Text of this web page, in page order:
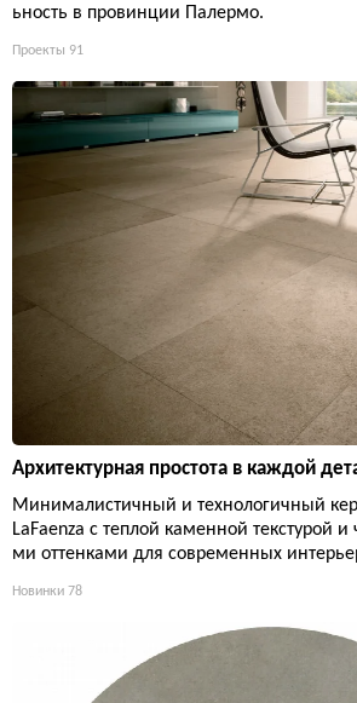
ьность в провинции Палермо.
Проекты 91
Архитектурная простота в каждой
Минималистичный и технологичный
LaFaenza с теплой каменной текстурой
ми оттенками для современных
Новинки 78